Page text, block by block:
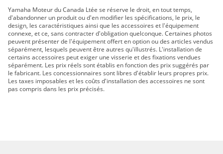
Yamaha Moteur du Canada Ltée se réserve le droit, en tout temps,
d'abandonner un produit ou d'en modifier les spécifications, le prix, le
design, les caractéristiques ainsi que les accessoires et l'équipement
connexe, et ce, sans contracter d'obligation quelconque. Certaines photos
peuvent présenter de l'équipement offert en option ou des articles vendus
séparément, lesquels peuvent être autres qu'illustrés. L'installation de
certains accessoires peut exiger une visserie et des fixations vendues
séparément. Les prix réels sont établis en fonction des prix suggérés par
le fabricant. Les concessionnaires sont libres d'établir leurs propres prix.
Les taxes imposables et les coûts d'installation des accessoires ne sont
pas compris dans les prix précisés.